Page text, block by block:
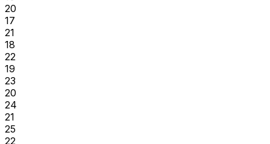
20
17
21
18
22
19
23
20
24
21
25
22